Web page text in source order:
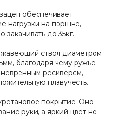
обеспечивает
нагрузки на поршне,
до 35кг.
ствол диаметром
благодаря чему ружье
ресивером,
плавучесть.
покрытие. Оно
руки, а яркий цвет не